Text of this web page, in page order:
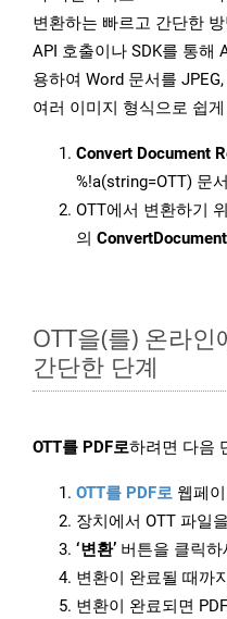
변환하는 빠르고 간단한
API 호출이나 SDK를 통해
용하여 Word 문서를 JPEG,
여러 이미지 형식으로 쉽
Convert Document
%!a(string=OTT) 문
OTT에서 변환하기
의 ConvertDocument
OTT을(를) 온라
간단한 단계
OTT를 PDF로하려면 다음
OTT를 PDF로 웹페
장치에서 OTT 파일
‘변환’ 버튼을 클릭하
변환이 완료될 때까
변환이 완료되면